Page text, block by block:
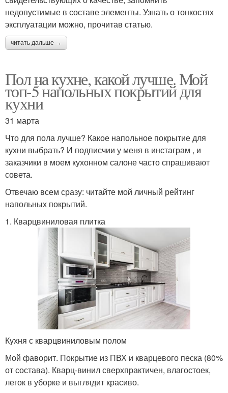
недопустимые в составе элементы. Узнать о тонкостях
эксплуатации можно, прочитав статью.
читать дальше →
Пол на кухне, какой лучше. Мой
топ-5 напольных покрытий для
кухни
31 марта
Что для пола лучше? Какое напольное покрытие для
кухни выбрать? И подписчии у меня в инстаграм , и
заказчики в моем кухонном салоне часто спрашивают
совета.
Отвечаю всем сразу: читайте мой личный рейтинг
напольных покрытий.
1. Кварцвиниловая плитка
Кухня с кварцвиниловым полом
Мой фаворит. Покрытие из ПВХ и кварцевого песка (80%
от состава). Кварц-винил сверхпрактичен, влагостоек,
легок в уборке и выглядит красиво.